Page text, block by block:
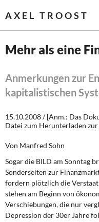
AXEL TROOST
Themen
Leitlinien linker
Wirtschaftspolitik
Steuer- und
Öffentliche
Eurokrise und
Mehr als eine
Anmerkungen zur
kapitalistischen
15.10.2008 / [Anm.: Das
Datei zum Herunterladen
Von Manfred Sohn
Sogar die BILD am Sonntag
Sonderseiten zur
fordern plötzlich die
stehen am Beginn von
Verschiebungen, die nur
Depression der 30er Jahre